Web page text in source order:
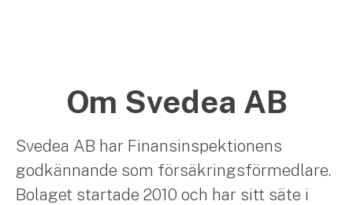
Om Svedea AB
Svedea AB har Finansinspektionens
godkännande som försäkringsförmedlare.
Bolaget startade 2010 och har sitt säte i